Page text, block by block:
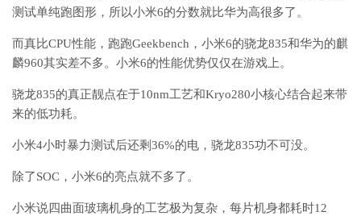
测试单纯跑图形，所以小米6的分数就比华为高很多了。
而真比CPU性能，跑跑Geekbench，小米6的骁龙835和华为的麒
麟960其实差不多。小米6的性能优势仅仅在游戏上。
骁龙835的真正靓点在于10nm工艺和Kryo280小核心结合起来带
来的低功耗。
小米4小时暴力测试后还剩36%的电，骁龙835功不可没。
除了SOC，小米6的亮点就不多了。
小米说四曲面玻璃机身的工艺极为复杂，每片机身都耗时12